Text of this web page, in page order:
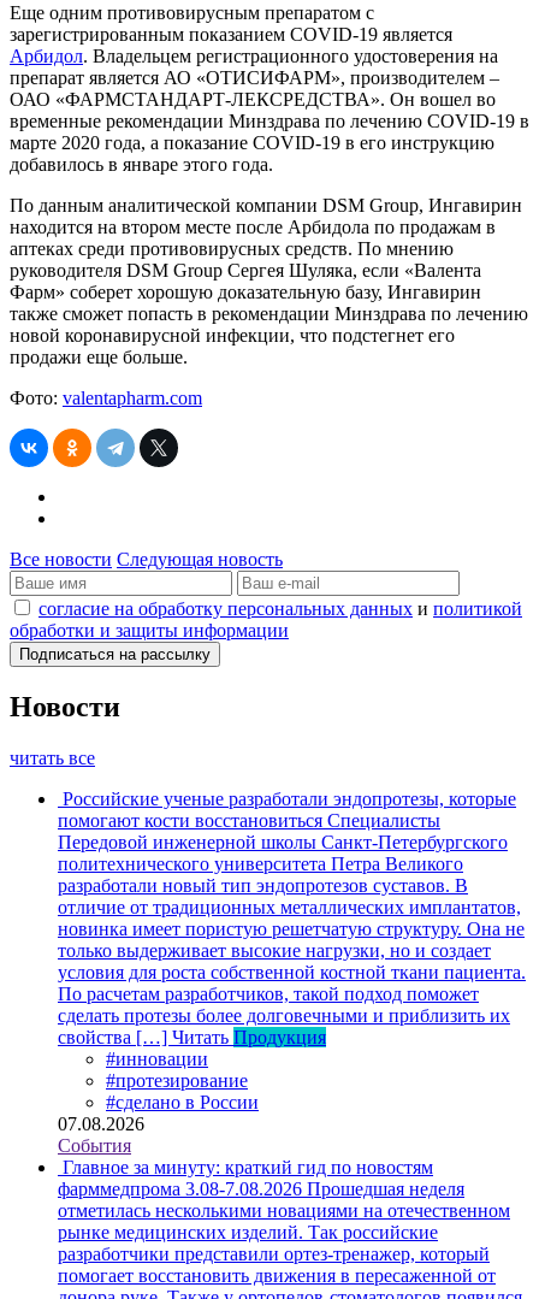
Еще одним противовирусным препаратом с
зарегистрированным показанием COVID-19 является
Арбидол. Владельцем регистрационного удостоверения на
препарат является АО «ОТИСИФАРМ», производителем –
ОАО «ФАРМСТАНДАРТ-ЛЕКСРЕДСТВА». Он вошел во
временные рекомендации Минздрава по лечению COVID-19 в
марте 2020 года, а показание COVID-19 в его инструкцию
добавилось в январе этого года.
По данным аналитической компании DSM Group, Ингавирин
находится на втором месте после Арбидола по продажам в
аптеках среди противовирусных средств. По мнению
руководителя DSM Group Сергея Шуляка, если «Валента
Фарм» соберет хорошую доказательную базу, Ингавирин
также сможет попасть в рекомендации Минздрава по лечению
новой коронавирусной инфекции, что подстегнет его
продажи еще больше.
Фото: valentapharm.com
Все новости Следующая новость
согласие на обработку персональных данных и политикой
обработки и защиты информации
Новости
читать все
Российские ученые разработали эндопротезы, которые
помогают кости восстановиться Специалисты
Передовой инженерной школы Санкт-Петербургского
политехнического университета Петра Великого
разработали новый тип эндопротезов суставов. В
отличие от традиционных металлических имплантатов,
новинка имеет пористую решетчатую структуру. Она не
только выдерживает высокие нагрузки, но и создает
условия для роста собственной костной ткани пациента.
По расчетам разработчиков, такой подход поможет
сделать протезы более долговечными и приблизить их
свойства […] Читать Продукция
#инновации
#протезирование
#сделано в России
07.08.2026
События
Главное за минуту: краткий гид по новостям
фарммедпрома 3.08-7.08.2026 Прошедшая неделя
отметилась несколькими новациями на отечественном
рынке медицинских изделий. Так российские
разработчики представили ортез-тренажер, который
помогает восстановить движения в пересаженной от